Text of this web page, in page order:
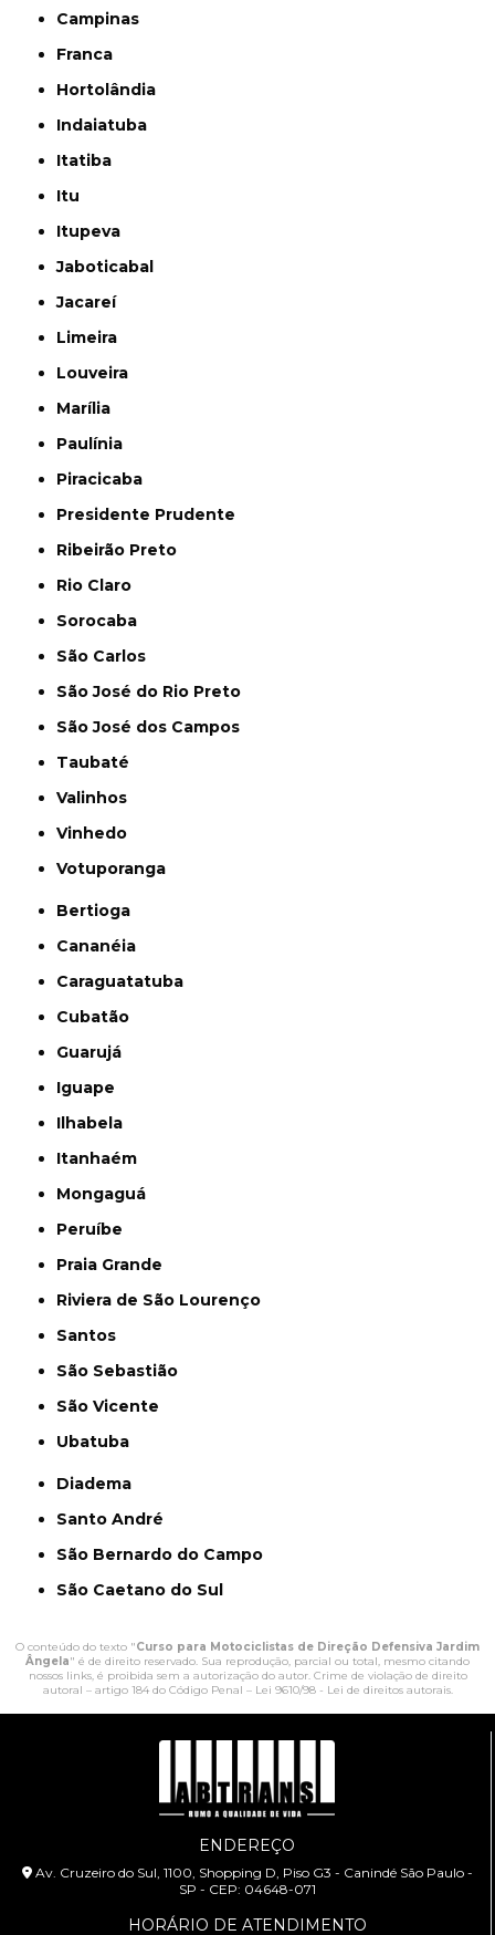
Campinas
Franca
Hortolândia
Indaiatuba
Itatiba
Itu
Itupeva
Jaboticabal
Jacareí
Limeira
Louveira
Marília
Paulínia
Piracicaba
Presidente Prudente
Ribeirão Preto
Rio Claro
Sorocaba
São Carlos
São José do Rio Preto
São José dos Campos
Taubaté
Valinhos
Vinhedo
Votuporanga
Bertioga
Cananéia
Caraguatatuba
Cubatão
Guarujá
Iguape
Ilhabela
Itanhaém
Mongaguá
Peruíbe
Praia Grande
Riviera de São Lourenço
Santos
São Sebastião
São Vicente
Ubatuba
Diadema
Santo André
São Bernardo do Campo
São Caetano do Sul
O conteúdo do texto "Curso para Motociclistas de Direção Defensiva Jardim
Ângela" é de direito reservado. Sua reprodução, parcial ou total, mesmo citando
nossos links, é proibida sem a autorização do autor. Crime de violação de direito
autoral – artigo 184 do Código Penal – Lei 9610/98 - Lei de direitos autorais.
ENDEREÇO
Av. Cruzeiro do Sul, 1100, Shopping D, Piso G3 - Canindé São Paulo -
SP - CEP: 04648-071
HORÁRIO DE ATENDIMENTO